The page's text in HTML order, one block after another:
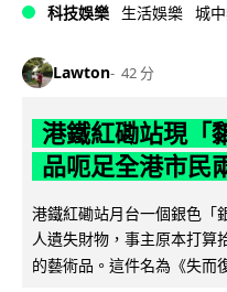
科技娛樂 生活娛樂 城
Lawton 42 分
港鐵紅磡站現「
品呃足全港市民
港鐵紅磡站月台一個銀色「
人遺失財物，事主原本打算
的藝術品。這件名為《失而